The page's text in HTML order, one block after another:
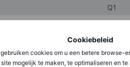
Cookiebeleid
cookies om u een betere browse-
mogelijk te maken, te optimaliseren en te
Q1
XXXXXXX
XXXXXXX